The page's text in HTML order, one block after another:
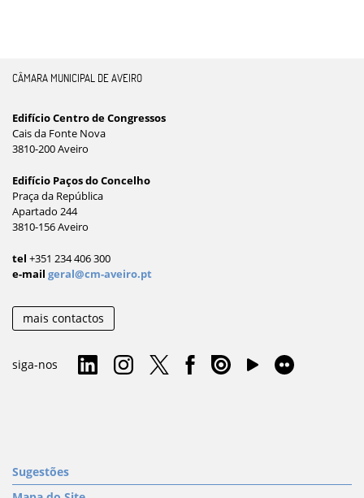
CÂMARA MUNICIPAL DE AVEIRO
Edifício Centro de Congressos
Cais da Fonte Nova
3810-200 Aveiro
Edifício Paços do Concelho
Praça da República
Apartado 244
3810-156 Aveiro
tel +351 234 406 300
e-mail geral@cm-aveiro.pt
mais contactos
siga-nos
Sugestões